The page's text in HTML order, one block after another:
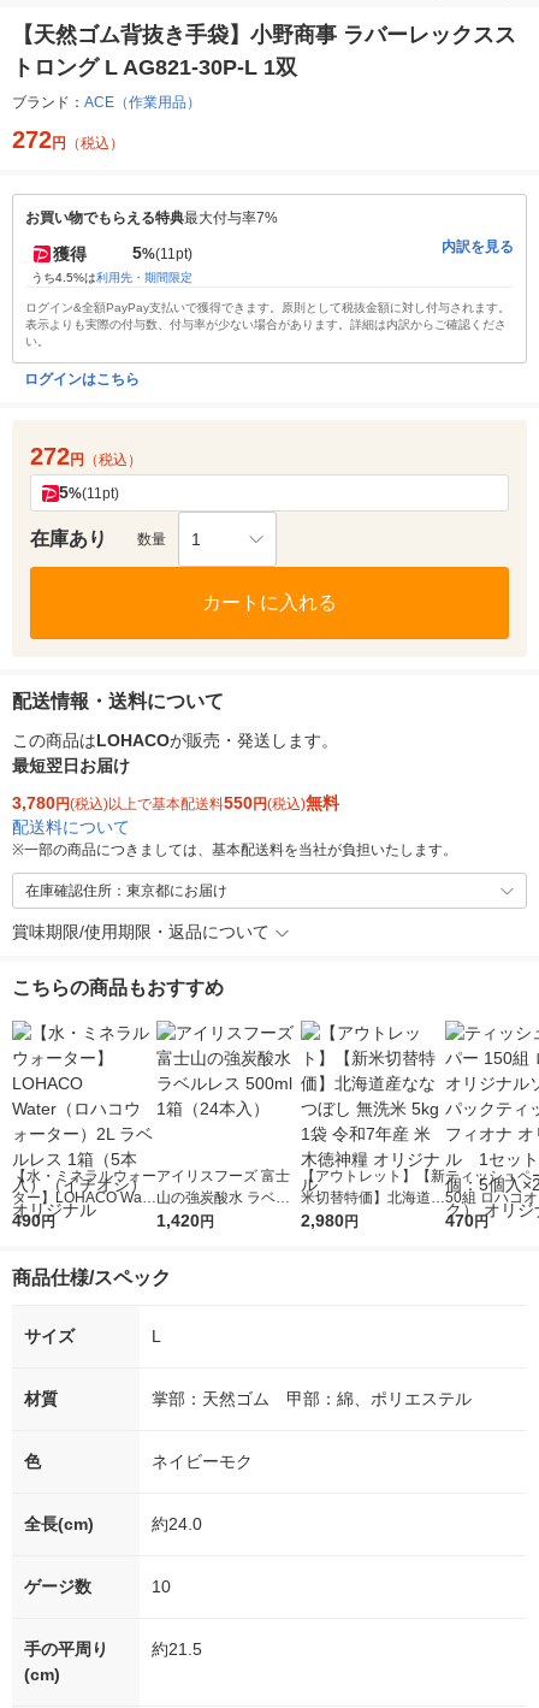
【天然ゴム背抜き手袋】小野商事 ラバーレックスス
トロング L AG821-30P-L 1双
ブランド： ACE（作業用品）
272円 （税込）
お買い物でもらえる特典最大付与率7%
獲得 5%(11pt)
うち4.5%は利用先・期間限定
内訳を見る
ログイン&全額PayPay支払いで獲得できます。原則として税抜金額に対し付与されます。
表示よりも実際の付与数、付与率が少ない場合があります。詳細は内訳からご確認くださ
い。
ログインはこちら
272円 （税込）
5%(11pt)
在庫あり 数量 1
カートに入れる
配送情報・送料について
この商品はLOHACOが販売・発送します。
最短翌日お届け
3,780円(税込)以上で基本配送料550円(税込)無料
配送料について
※一部の商品につきましては、基本配送料を当社が負担いたします。
在庫確認住所：東京都にお届け
賞味期限/使用期限・返品について
こちらの商品もおすすめ
【水・ミネラルウォー
ター】LOHACO Wate
r（ロハコウォータ
シ） オリジナル
490円
アイリスフーズ 富士
山の強炭酸水 ラベル
レス 500ml 1箱（24
1,420円
【アウトレット】【新
米切替特価】北海道産
ななつぼし 無洗米 5k
2,980円
ティッシュペ
50組 ロハコ
ルソフトパッ
470円
商品仕様/スペック
サイズ L
材質 掌部：天然ゴム 甲部：綿、ポリエステル
色 ネイビーモク
全長(cm) 約24.0
ゲージ数 10
手の平周り
(cm)
約21.5